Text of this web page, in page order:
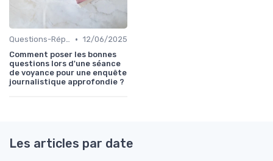
Questions-Réponses • 12/06/2025
Comment poser les bonnes
questions lors d'une séance
de voyance pour une enquête
journalistique approfondie ?
Les articles par date